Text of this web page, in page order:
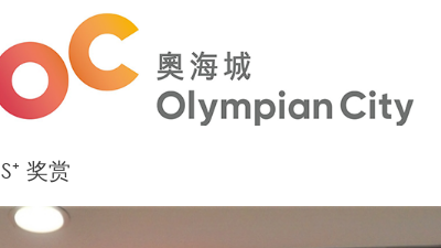
S⁺ 奖赏